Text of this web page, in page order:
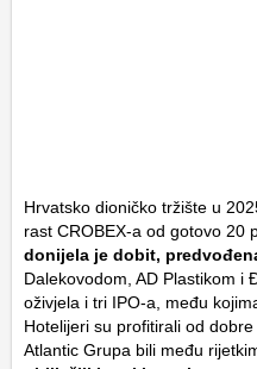
Hrvatsko dioničko tržište u
rast CROBEX-a od gotovo 20
donijela je dobit,
Dalekovodom, AD Plastikom i
oživjela i tri IPO-a, među
Hotelijeri su profitirali od
Atlantic Grupa bili među